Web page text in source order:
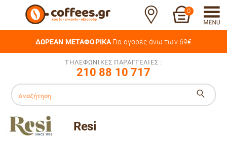
0
ΔΩΡΕΑΝ ΜΕΤΑΦΟΡΙΚΑ Για αγορές άνω των 69€
ΤΗΛΕΦΩΝΙΚΕΣ ΠΑΡΑΓΓΕΛΙΕΣ :
210 88 10 717
Resi